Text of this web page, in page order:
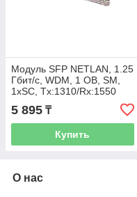
Модуль SFP NETLAN, 1.25
Гбит/с, WDM, 1 ОВ, SM,
1xSC, Tx:1310/Rx:1550
нм, DDM, 14 дБ (до 20 км)
5 895 ₸
Купить
О нас